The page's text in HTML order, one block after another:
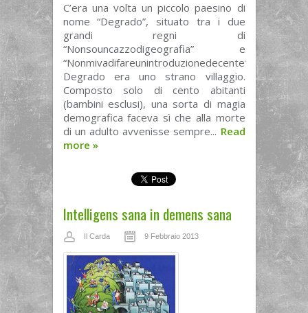
C’era una volta un piccolo paesino di
nome “Degrado”, situato tra i due
grandi regni di
“Nonsouncazzodigeografia” e
“Nonmivadifareunintroduzionedecente”.
Degrado era uno strano villaggio.
Composto solo di cento abitanti
(bambini esclusi), una sorta di magia
demografica faceva sì che alla morte
di un adulto avvenisse sempre... Read
more »
Intelligens sana in demens sana
Il Carda 9 Febbraio 2013